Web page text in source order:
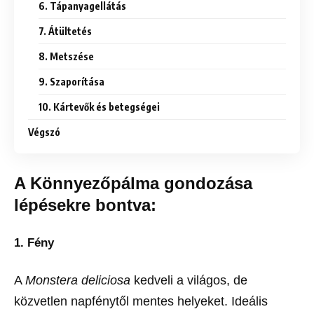
6. Tápanyagellátás
7. Átültetés
8. Metszése
9. Szaporítása
10. Kártevők és betegségei
Végszó
A Könnyezőpálma gondozása
lépésekre bontva:
1. Fény
A Monstera deliciosa kedveli a világos, de
közvetlen napfénytől mentes helyeket. Ideális